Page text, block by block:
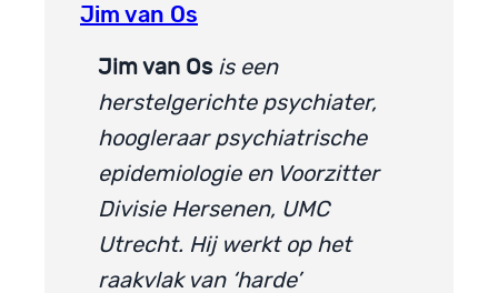
Jim van Os
Jim van Os is een
herstelgerichte psychiater,
hoogleraar psychiatrische
epidemiologie en Voorzitter
Divisie Hersenen, UMC
Utrecht. Hij werkt op het
raakvlak van ‘harde’